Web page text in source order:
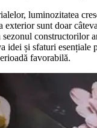
luminozitatea
exterior sunt doar
constructorilor
idei și sfaturi esențiale
favorabilă.